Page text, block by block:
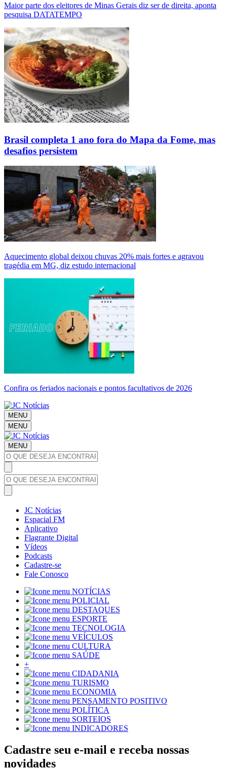
Maior parte dos eleitores de Minas Gerais diz ser de direita, aponta
pesquisa DATATEMPO
Brasil completa 1 ano fora do Mapa da Fome, mas
desafios persistem
Aquecimento global deixou chuvas 20% mais fortes e agravou
tragédia em MG, diz estudo internacional
Confira os feriados nacionais e pontos facultativos de 2026
MENU
MENU
MENU
JC Notícias
Espacial FM
Aplicativo
Flagrante Digital
Vídeos
Podcasts
Cadastre-se
Fale Conosco
NOTÍCIAS
POLICIAL
DESTAQUES
ESPORTE
TECNOLOGIA
VEÍCULOS
CULTURA
SAÚDE
+
CIDADANIA
TURISMO
ECONOMIA
PENSAMENTO POSITIVO
POLÍTICA
SORTEIOS
INDICADORES
Cadastre seu e-mail e receba nossas
novidades